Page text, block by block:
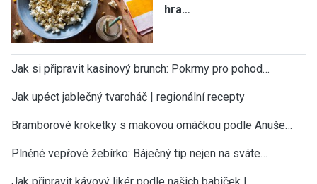
hra…
Jak si připravit kasinový brunch: Pokrmy pro pohod…
Jak upéct jablečný tvaroháč | regionální recepty
Bramborové kroketky s makovou omáčkou podle Anuše…
Plněné vepřové žebírko: Báječný tip nejen na sváte…